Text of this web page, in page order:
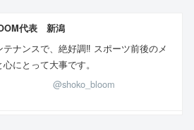
代表 新潟
テナンスで、絶好調‼️ スポーツ前後のメ
にとって大事です。
@shoko_bloom